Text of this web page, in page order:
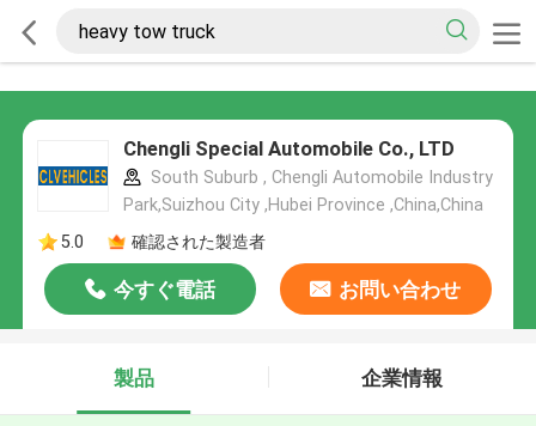
Chengli Special Automobile Co., LTD
South Suburb , Chengli Automobile Industry
Park,Suizhou City ,Hubei Province ,China,China
5.0
確認された製造者
今すぐ電話 お問い合わせ
製品 企業情報